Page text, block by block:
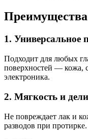
Преимущества
1. Универсальное
Подходит для любых
поверхностей — кожа,
электроника.
2. Мягкость и
Не повреждает лак и
разводов при протирке.